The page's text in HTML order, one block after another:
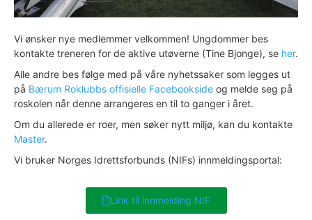
Vi ønsker nye medlemmer velkommen! Ungdommer bes
kontakte treneren for de aktive utøverne (Tine Bjonge), se her.
Alle andre bes følge med på våre nyhetssaker som legges ut
på Bærum Roklubbs offisielle Facebookside og melde seg på
roskolen når denne arrangeres en til to ganger i året.
Om du allerede er roer, men søker nytt miljø, kan du kontakte
Master.
Vi bruker Norges Idrettsforbunds (NIFs) innmeldingsportal:
Link til innmelding NIF